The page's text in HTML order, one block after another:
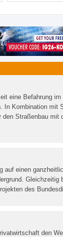
eine Befahrung
Kombination mit
Straßenbau mit
auf einen
Gleichzeitig
des
den